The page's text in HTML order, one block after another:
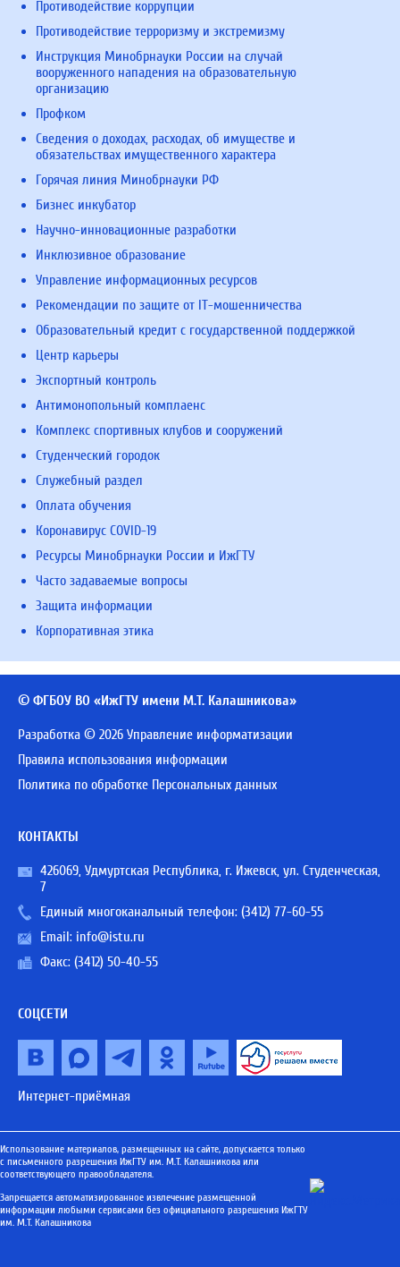
Противодействие коррупции
Противодействие терроризму и экстремизму
Инструкция Минобрнауки России на случай
вооруженного нападения на образовательную
организацию
Профком
Сведения о доходах, расходах, об имуществе и
обязательствах имущественного характера
Горячая линия Минобрнауки РФ
Бизнес инкубатор
Научно-инновационные разработки
Инклюзивное образование
Управление информационных ресурсов
Рекомендации по защите от IT-мошенничества
Образовательный кредит с государственной поддержкой
Центр карьеры
Экспортный контроль
Антимонопольный комплаенс
Комплекс спортивных клубов и сооружений
Студенческий городок
Служебный раздел
Оплата обучения
Коронавирус COVID-19
Ресурсы Минобрнауки России и ИжГТУ
Часто задаваемые вопросы
Защита информации
Корпоративная этика
© ФГБОУ ВО «ИжГТУ имени М.Т. Калашникова»
Разработка © 2026 Управление информатизации
Правила использования информации
Политика по обработке Персональных данных
КОНТАКТЫ
426069, Удмуртская Республика, г. Ижевск, ул. Студенческая,
7
Единый многоканальный телефон: (3412) 77-60-55
Email: info@istu.ru
Факс: (3412) 50-40-55
СОЦСЕТИ
Интернет-приёмная
Использование материалов, размещенных на сайте, допускается только
с письменного разрешения ИжГТУ им. М.Т. Калашникова или
соответствующего правообладателя.
Запрещается автоматизированное извлечение размещенной
информации любыми сервисами без официального разрешения ИжГТУ
им. М.Т. Калашникова